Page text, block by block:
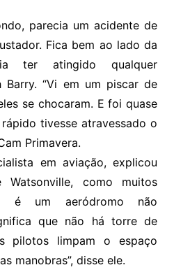
parecia um acidente de
Fica bem ao lado da
ter atingido qualquer
Barry. “Vi em um piscar de
se chocaram. E foi quase
tivesse atravessado o
Primavera.
em aviação, explicou
como muitos
é um aeródromo não
que não há torre de
pilotos limpam o espaço
manobras”, disse ele.